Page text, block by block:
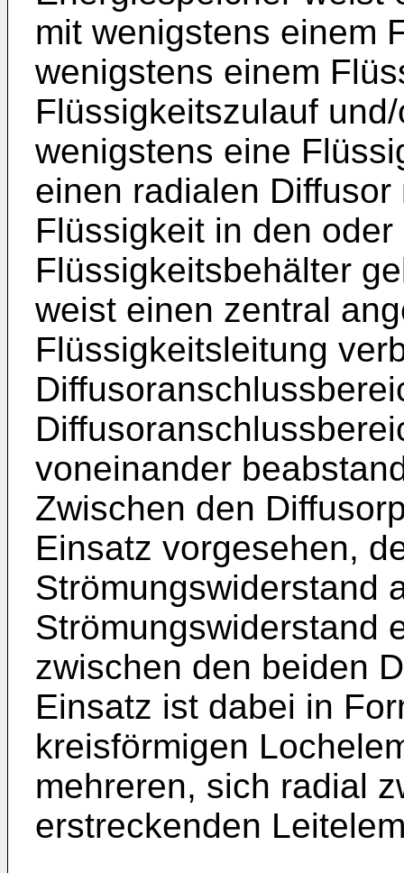
mit wenigstens einem
wenigstens einem
Flüssigkeitszulauf
wenigstens eine
einen radialen
Flüssigkeit in den oder
Flüssigkeitsbehälter
weist einen zentral
Flüssigkeitsleitung
voneinander
Zwischen den
Einsatz vorgesehen,
Strömungswiderstand
Strömungswiderstand
zwischen den beiden
Einsatz ist dabei in
kreisförmigen
mehreren, sich radial
erstreckenden